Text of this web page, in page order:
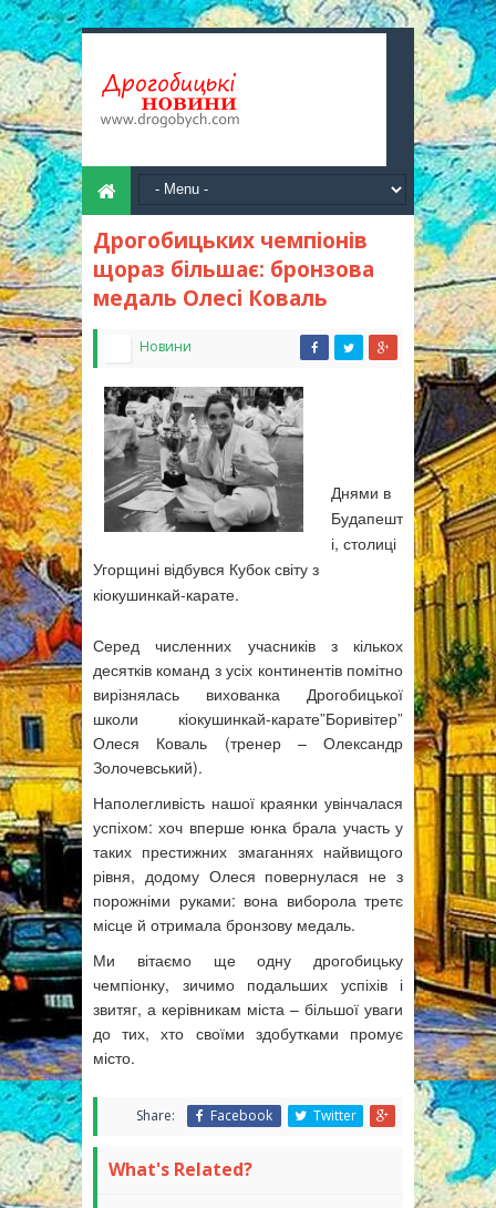
Дрогобицьких чемпіонів
щораз більшає: бронзова
медаль Олесі Коваль
Новини
Днями в
Будапешт
і, столиці
Угорщині відбувся Кубок світу з
кіокушинкай-карате.
Серед численних учасників з кількох
десятків команд з усіх континентів помітно
вирізнялась вихованка Дрогобицької
школи кіокушинкай-карате”Боривітер”
Олеся Коваль (тренер – Олександр
Золочевський).
Наполегливість нашої краянки увінчалася
успіхом: хоч вперше юнка брала участь у
таких престижних змаганнях найвищого
рівня, додому Олеся повернулася не з
порожніми руками: вона виборола третє
місце й отримала бронзову медаль.
Ми вітаємо ще одну дрогобицьку
чемпіонку, зичимо подальших успіхів і
звитяг, а керівникам міста – більшої уваги
до тих, хто своїми здобутками промує
місто.
Share: Facebook Twitter
What's Related?